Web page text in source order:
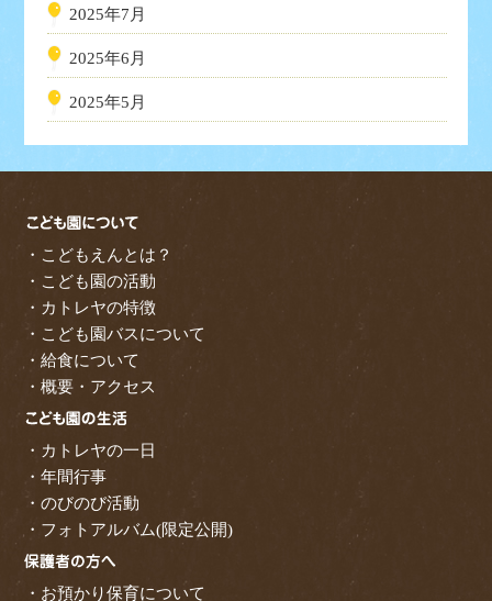
2025年7月
2025年6月
2025年5月
・こどもえんとは？
・こども園の活動
・カトレヤの特徴
・こども園バスについて
・給食について
・概要・アクセス
・カトレヤの一日
・年間行事
・のびのび活動
・フォトアルバム(限定公開)
・お預かり保育について